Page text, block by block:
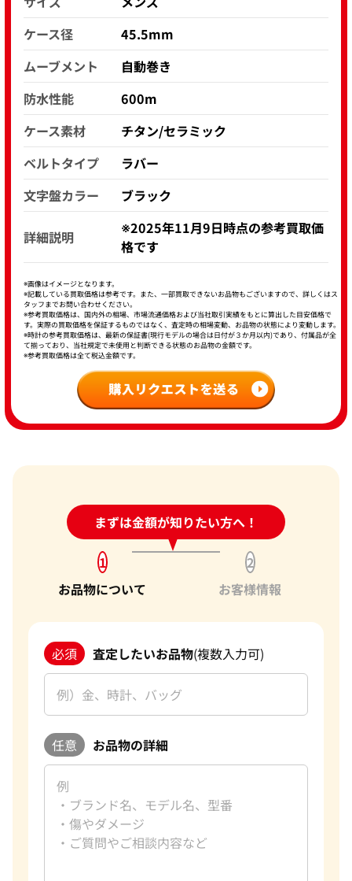
ケース径
45.5mm
ムーブメント
自動巻き
防水性能
600m
ケース素材
チタン/セラミック
ベルトタイプ
ラバー
文字盤カラー
ブラック
詳細説明
※2025年11月9日時点の参考買取価
格です
※画像はイメージとなります。
※記載している買取価格は参考です。また、一部買取できないお品物もございますので、詳しくはス
タッフまでお問い合わせください。
※参考買取価格は、国内外の相場、市場流通価格および当社取引実績をもとに算出した目安価格で
す。実際の買取価格を保証するものではなく、査定時の相場変動、お品物の状態により変動します。
※時計の参考買取価格は、最新の保証書(現行モデルの場合は日付が３か月以内)であり、付属品が全
て揃っており、当社規定で未使用と判断できる状態のお品物の金額です。
※参考買取価格は全て税込金額です。
まずは金額が知りたい方へ！
24時間受付中!問い合わせフォーム
1
お品物について
2
お客様情報
必須 査定したいお品物(複数入力可)
任意 お品物の詳細